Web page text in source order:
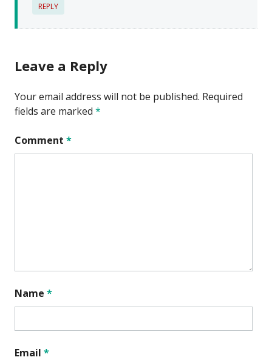
REPLY
Leave a Reply
Your email address will not be published. Required
fields are marked *
Comment *
Name *
Email *